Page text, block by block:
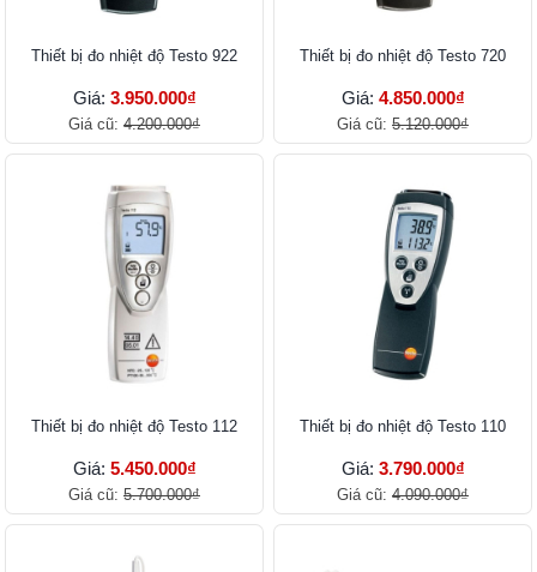
Thiết bị đo nhiệt độ Testo 922
Giá: 3.950.000₫
Giá cũ: 4.200.000₫
Thiết bị đo nhiệt độ Testo 720
Giá: 4.850.000₫
Giá cũ: 5.120.000₫
Thiết bị đo nhiệt độ Testo 112
Giá: 5.450.000₫
Giá cũ: 5.700.000₫
Thiết bị đo nhiệt độ Testo 110
Giá: 3.790.000₫
Giá cũ: 4.090.000₫